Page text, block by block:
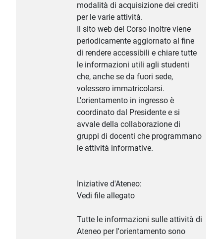
modalità di acquisizione dei crediti
per le varie attività.
Il sito web del Corso inoltre viene
periodicamente aggiornato al fine
di rendere accessibili e chiare tutte
le informazioni utili agli studenti
che, anche se da fuori sede,
volessero immatricolarsi.
L'orientamento in ingresso è
coordinato dal Presidente e si
avvale della collaborazione di
gruppi di docenti che programmano
le attività informative.
Iniziative d'Ateneo:
Vedi file allegato
Tutte le informazioni sulle attività di
Ateneo per l'orientamento sono